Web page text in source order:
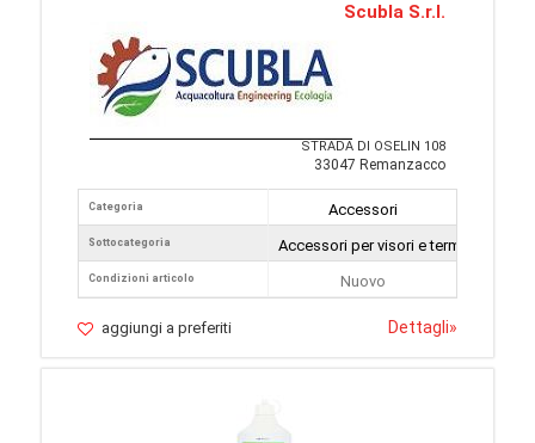
Scubla S.r.l.
STRADA DI OSELIN 108
33047 Remanzacco
Categoria
Sottocategoria
Condizioni articolo
Accessori
Accessori per visori e termocamere
Nuovo
aggiungi a preferiti Dettagli»